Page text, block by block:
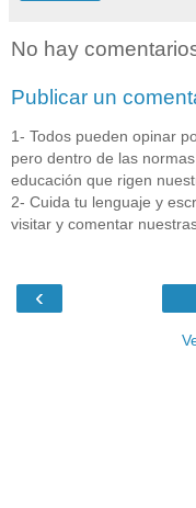
No hay
Publicar un
1- Todos pueden opinar
pero dentro de las
educación que rigen
2- Cuida tu lenguaje y
visitar y comentar
‹